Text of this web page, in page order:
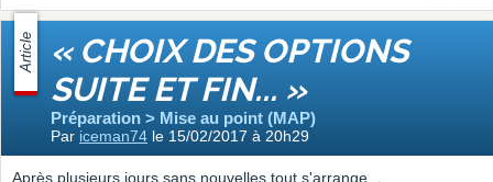
Article « CHOIX DES OPTIONS
SUITE ET FIN... »
Préparation > Mise au point (MAP)
Par iceman74 le 15/02/2017 à 20h29
Après plusieurs jours sans nouvelles tout s'arrange...